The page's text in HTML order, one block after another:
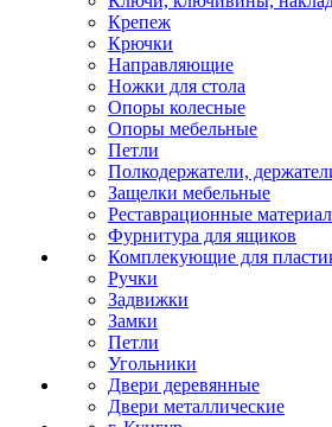
Крепеж
Крючки
Направляющие
Ножки для стола
Опоры колесные
Опоры мебельные
Петли
Полкодержатели,
Защелки мебельные
Реставрационные
Фурнитура для ящиков
Комплекующие для
Ручки
Задвижки
Замки
Петли
Угольники
Двери деревянные
Двери металлические